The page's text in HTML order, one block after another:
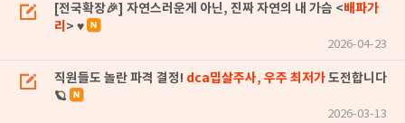
[전국확장🎉] 자연스러운게 아닌, 진짜 자연의 내 가슴 <배파가
리 > ♥
2026-04-23
직원들도 놀란 파격 결정! dca밉살주사, 우주 최저가도전합니다
🪐
2026-03-13